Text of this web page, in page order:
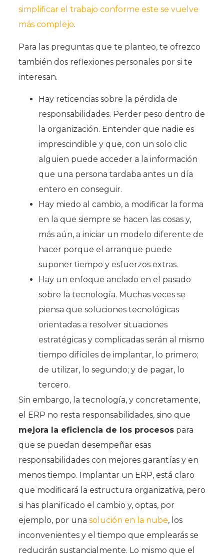
simplificar el trabajo conforme este se vuelve
más complejo.
Para las preguntas que te planteo, te ofrezco
también dos reflexiones personales por si te
interesan.
Hay reticencias sobre la pérdida de
responsabilidades. Perder peso dentro de
la organización. Entender que nadie es
imprescindible y que, con un solo clic
alguien puede acceder a la información
que una persona tardaba antes un día
entero en conseguir.
Hay miedo al cambio, a modificar la forma
en la que siempre se hacen las cosas y,
más aún, a iniciar un modelo diferente de
hacer porque el arranque puede
suponer tiempo y esfuerzos extras.
Hay un enfoque anclado en el pasado
sobre la tecnología. Muchas veces se
piensa que soluciones tecnológicas
orientadas a resolver situaciones
estratégicas y complicadas serán al mismo
tiempo difíciles de implantar, lo primero;
de utilizar, lo segundo; y de pagar, lo
tercero.
Sin embargo, la tecnología, y concretamente,
el ERP no resta responsabilidades, sino que
mejora la eficiencia de los procesos para
que se puedan desempeñar esas
responsabilidades con mejores garantías y en
menos tiempo. Implantar un ERP, está claro
que modificará la estructura organizativa, pero
si has planificado el cambio y, optas, por
ejemplo, por una solución en la nube, los
inconvenientes y el tiempo que emplearás se
reducirán sustancialmente. Lo mismo que el